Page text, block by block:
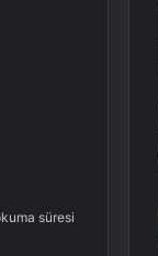
süresi